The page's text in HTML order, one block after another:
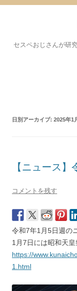
へ
ス
セスペおじさんが研
日別アーカイブ: 2025年1
【ニュース
コメントを残す
令和7年1月5日週の
1月7日には昭和天皇
https://
1.html